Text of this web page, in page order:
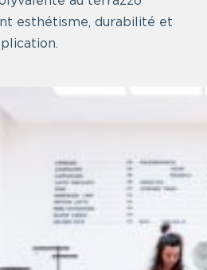
esthétisme, durabilité et